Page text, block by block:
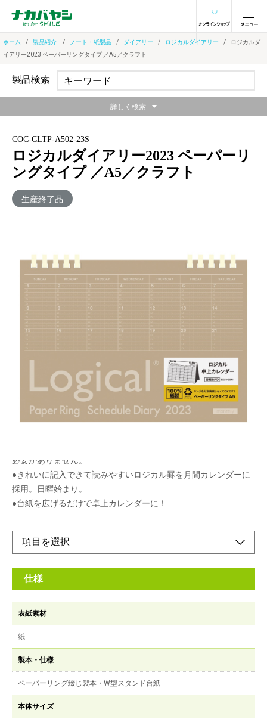
オンラインショ
ホーム 製品紹介 ノート・紙製品 ダイアリー ロジカルダイアリー
ロジカルダ
イアリー2023 ペーパーリングタイプ ／A5／クラフト
COC-CLTP-A502-23S
ロジカルダイアリー2023 ペーパーリ
ングタイプ ／A5／クラフト
生産終了品
100％紙製でそのままリサイクルできるロジカルノ
ートタイプの卓上カレンダー
メーカー希望小売価格：
¥1,000
必要がありません。
●きれいに記入できて読みやすいロジカル罫を月間カレンダーに
採用。日曜始まり。
●台紙を広げるだけで卓上カレンダーに！
仕様
表紙素材
紙
製本・仕様
ペーパーリング綴じ製本・W型スタンド台紙
本体サイズ
製品検索
詳しく検索